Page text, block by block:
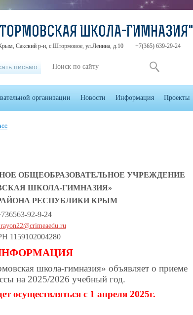
ОБЩЕОБРАЗОВАТЕЛЬНОЕ УЧРЕЖДЕНИЕ
ШКОЛА-ГИМНАЗИЯ»
РЕСПУБЛИКИ КРЫМ
92-9-24
1159102004280
школа-гимназия» объявляет о приеме
на 2025/2026 учебный год.
осуществляться с 1 апреля 2025г.
ШКОЛА-ГИМНАЗИЯ"
Сакский р-н, с.Штормовое, ул.Ленина, д.10 +7(365) 639-29-24
письмо
организации Новости Информация Проекты